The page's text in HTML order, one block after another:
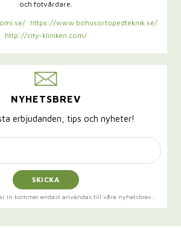
och fotvårdare.
https://www.bohusortopedteknik.se/
http://city-kliniken.com/
NYHETSBREV
erbjudanden, tips och nyheter!
SKICKA
in kommer endast användas till våra nyhetsbrev.